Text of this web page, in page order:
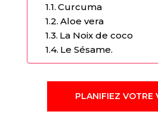
Curcuma
Aloe vera
La Noix de coco
Le Sésame.
PLANIFIEZ VOTRE